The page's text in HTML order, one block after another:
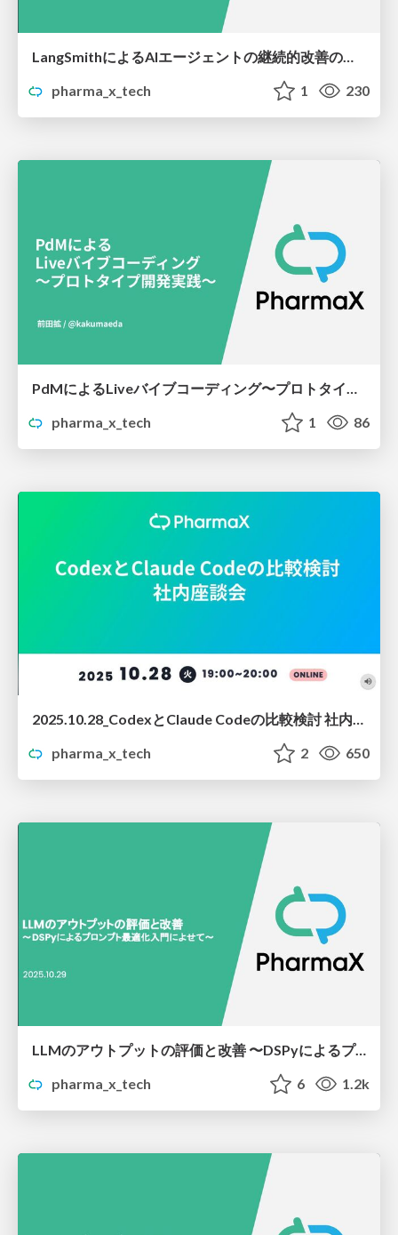
LangSmithによるAIエージェントの継続的改善のためのオブザーバビリティの向上
pharma_x_tech
1 230
pharma_x_tech
1 86
2025.10.28_CodexとClaude Codeの比較検討 社内座談会
pharma_x_tech
2 650
LLMのアウトプットの評価と改善 〜DSPyによるプロンプト最適化入門によせて〜
pharma_x_tech
6 1.2k